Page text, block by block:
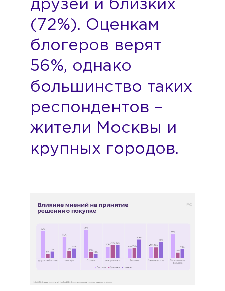
друзей и близких
(72%). Оценкам
блогеров верят
56%, однако
большинство таких
респондентов –
жители Москвы и
крупных городов.